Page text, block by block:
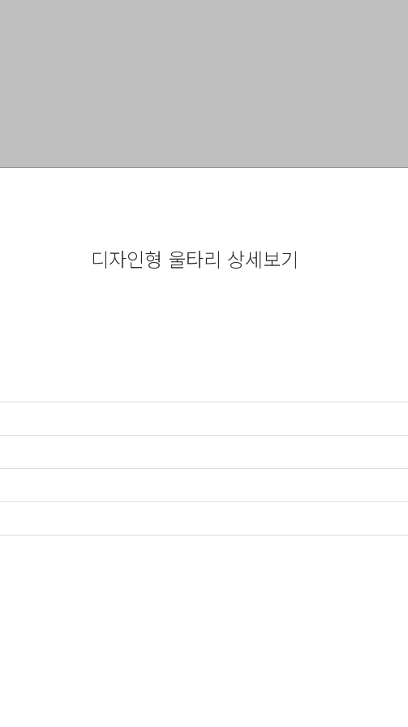
디자인형 울타리 상세보기